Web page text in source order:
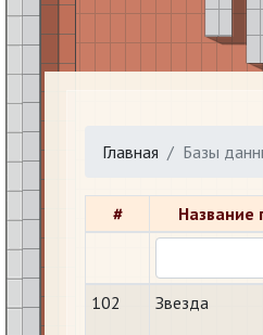
Главная Базы
# Название
102 Звезда